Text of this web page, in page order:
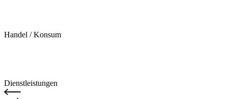
Handel / Konsum
Dienstleistungen